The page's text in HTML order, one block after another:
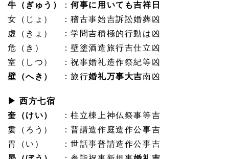
牛（ぎゅう）
：何事に用いても吉祥日
女（じょ） ：稽古事始吉訴訟婚葬凶
虚（きょ） ：学問吉積極的行動は凶
危（き） ：壁塗酒造旅行吉仕立凶
室（しつ） ：祝事婚礼造作祭紀等凶
壁（へき）
：旅行婚礼万事大吉南凶
▶ 西方七宿
奎（けい）
：柱立棟上神仏祭事等吉
婁（ろう） ：普請造作庭造作公事吉
胃（い） ：世話事普請造作公事吉